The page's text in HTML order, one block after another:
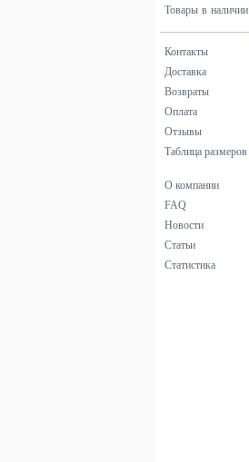
Товары в наличии
Контакты
Доставка
Возвраты
Оплата
Отзывы
Таблица размеров
О компании
FAQ
Новости
Статьи
Статистика